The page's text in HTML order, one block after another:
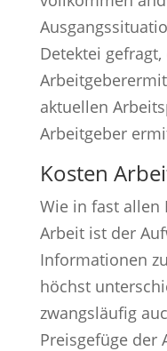
Detektei
aktuellen
Arbeitgeber
Kosten
Wie in fast allen
Arbeit ist der
Informationen
höchst
zwangsläufig
Preisgefüge der